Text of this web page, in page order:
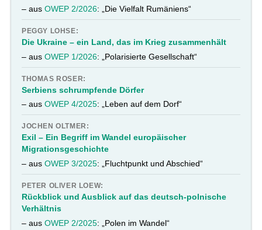
– ausOWEP 2/2026: „Die Vielfalt Rumäniens“
PEGGY LOHSE:
Die Ukraine – ein Land, das im Krieg zusammenhält
– ausOWEP 1/2026: „Polarisierte Gesellschaft“
THOMAS ROSER:
Serbiens schrumpfende Dörfer
– ausOWEP 4/2025: „Leben auf dem Dorf“
JOCHEN OLTMER:
Exil – Ein Begriff im Wandel europäischer
Migrationsgeschichte
– ausOWEP 3/2025: „Fluchtpunkt und Abschied“
PETER OLIVER LOEW:
Rückblick und Ausblick auf das deutsch-polnische
Verhältnis
– ausOWEP 2/2025: „Polen im Wandel“